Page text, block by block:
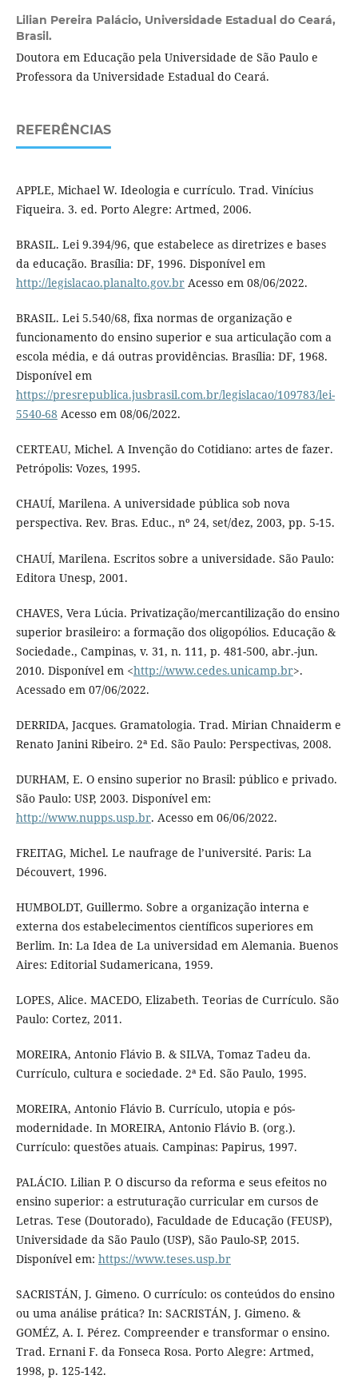
Lilian Pereira Palácio, Universidade Estadual do Ceará,
Brasil.
Doutora em Educação pela Universidade de São Paulo e
Professora da Universidade Estadual do Ceará.
REFERÊNCIAS
APPLE, Michael W. Ideologia e currículo. Trad. Vinícius
Fiqueira. 3. ed. Porto Alegre: Artmed, 2006.
BRASIL. Lei 9.394/96, que estabelece as diretrizes e bases
da educação. Brasília: DF, 1996. Disponível em
http://legislacao.planalto.gov.brAcesso em 08/06/2022.
BRASIL. Lei 5.540/68, fixa normas de organização e
funcionamento do ensino superior e sua articulação com a
escola média, e dá outras providências. Brasília: DF, 1968.
Disponível em
https://presrepublica.jusbrasil.com.br/legislacao/109783/lei-
5540-68 Acesso em 08/06/2022.
CERTEAU, Michel. A Invenção do Cotidiano: artes de fazer.
Petrópolis: Vozes, 1995.
CHAUÍ, Marilena. A universidade pública sob nova
perspectiva. Rev. Bras. Educ., nº 24, set/dez, 2003, pp. 5-15.
CHAUÍ, Marilena. Escritos sobre a universidade. São Paulo:
Editora Unesp, 2001.
CHAVES, Vera Lúcia. Privatização/mercantilização do ensino
superior brasileiro: a formação dos oligopólios. Educação &
Sociedade., Campinas, v. 31, n. 111, p. 481-500, abr.-jun.
2010. Disponível em <http://www.cedes.unicamp.br>.
Acessado em 07/06/2022.
DERRIDA, Jacques. Gramatologia. Trad. Mirian Chnaiderm e
Renato Janini Ribeiro. 2ª Ed. São Paulo: Perspectivas, 2008.
DURHAM, E. O ensino superior no Brasil: público e privado.
São Paulo: USP, 2003. Disponível em:
http://www.nupps.usp.br. Acesso em 06/06/2022.
FREITAG, Michel. Le naufrage de l’université. Paris: La
Découvert, 1996.
HUMBOLDT, Guillermo. Sobre a organização interna e
externa dos estabelecimentos científicos superiores em
Berlim. In: La Idea de La universidad em Alemania. Buenos
Aires: Editorial Sudamericana, 1959.
LOPES, Alice. MACEDO, Elizabeth. Teorias de Currículo. São
Paulo: Cortez, 2011.
MOREIRA, Antonio Flávio B. & SILVA, Tomaz Tadeu da.
Currículo, cultura e sociedade. 2ª Ed. São Paulo, 1995.
MOREIRA, Antonio Flávio B. Currículo, utopia e pós-
modernidade. In MOREIRA, Antonio Flávio B. (org.).
Currículo: questões atuais. Campinas: Papirus, 1997.
PALÁCIO. Lilian P. O discurso da reforma e seus efeitos no
ensino superior: a estruturação curricular em cursos de
Letras. Tese (Doutorado), Faculdade de Educação (FEUSP),
Universidade da São Paulo (USP), São Paulo-SP, 2015.
Disponível em: https://www.teses.usp.br
SACRISTÁN, J. Gimeno. O currículo: os conteúdos do ensino
ou uma análise prática? In: SACRISTÁN, J. Gimeno. &
GOMÉZ, A. I. Pérez. Compreender e transformar o ensino.
Trad. Ernani F. da Fonseca Rosa. Porto Alegre: Artmed,
1998, p. 125-142.